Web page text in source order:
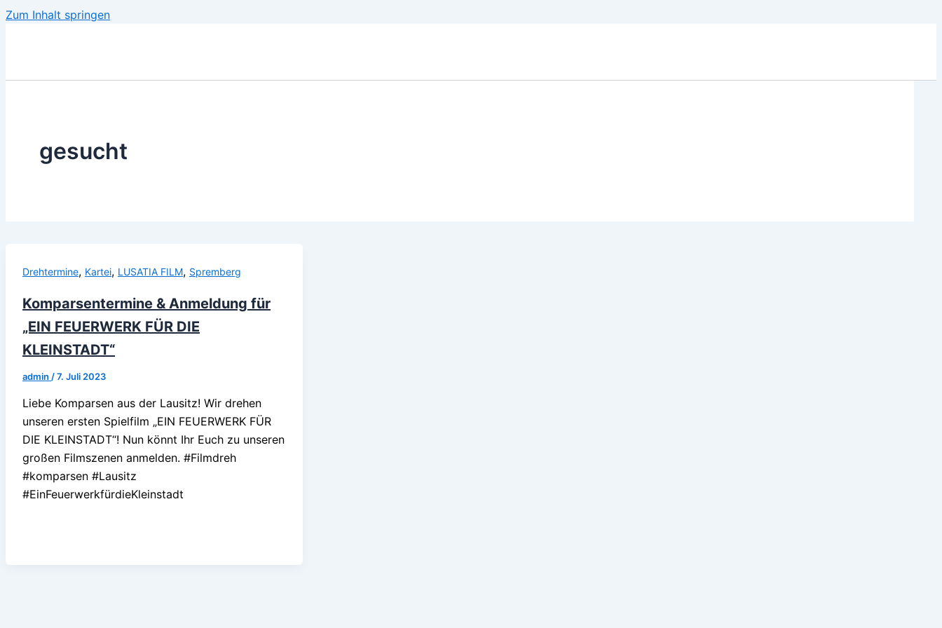
Zum Inhalt springen
gesucht
Drehtermine, Kartei, LUSATIA FILM, Spremberg
Komparsentermine & Anmeldung für
„EIN FEUERWERK FÜR DIE
KLEINSTADT“
admin /7. Juli 2023
Liebe Komparsen aus der Lausitz! Wir drehen
unseren ersten Spielfilm „EIN FEUERWERK FÜR
DIE KLEINSTADT“! Nun könnt Ihr Euch zu unseren
großen Filmszenen anmelden. #Filmdreh
#komparsen #Lausitz
#EinFeuerwerkfürdieKleinstadt